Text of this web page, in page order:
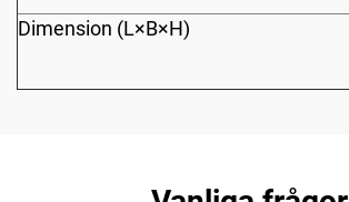
Dimension (L×B×H)